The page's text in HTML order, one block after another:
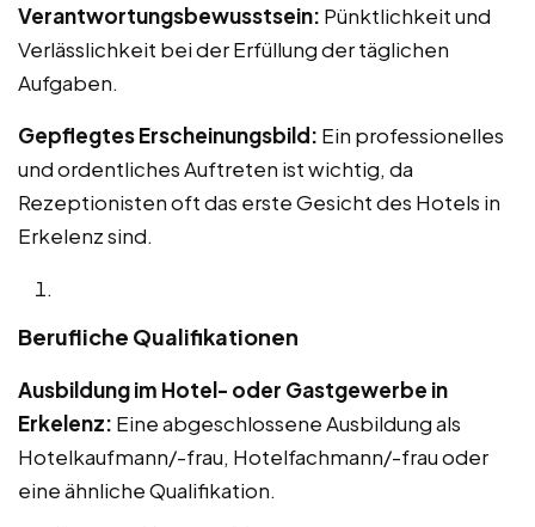
Verantwortungsbewusstsein: Pünktlichkeit und
Verlässlichkeit bei der Erfüllung der täglichen
Aufgaben.
Gepflegtes Erscheinungsbild: Ein professionelles
und ordentliches Auftreten ist wichtig, da
Rezeptionisten oft das erste Gesicht des Hotels in
Erkelenz sind.
Berufliche Qualifikationen
Ausbildung im Hotel- oder Gastgewerbe in
Erkelenz: Eine abgeschlossene Ausbildung als
Hotelkaufmann/-frau, Hotelfachmann/-frau oder
eine ähnliche Qualifikation.